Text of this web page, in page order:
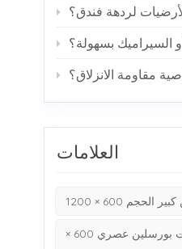
بلاط الأرضيات لردهة فندق؟
أو السيراميك بسهولة؟
خاصية مقاومة الانزلاق؟
العلامات
600 × 1200
بلاط أرضيات بورسلين عصري 600 ×